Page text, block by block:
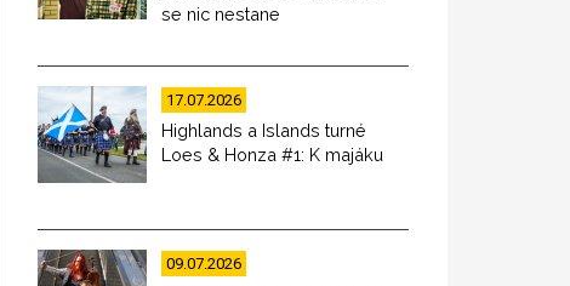
se nic nestane
17.07.2026
Highlands a Islands turné
Loes & Honza #1: K majáku
09.07.2026